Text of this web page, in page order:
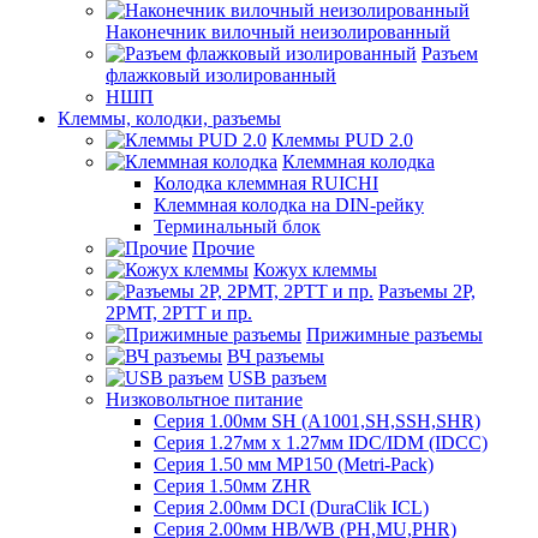
Наконечник вилочный неизолированный
Разъем
флажковый изолированный
НШП
Клеммы, колодки, разъемы
Клеммы PUD 2.0
Клеммная колодка
Колодка клеммная RUICHI
Клеммная колодка на DIN-рейку
Терминальный блок
Прочие
Кожух клеммы
Разъемы 2Р,
2РМТ, 2РТТ и пр.
Прижимные разъемы
ВЧ разъемы
USB разъем
Низковольтное питание
Серия 1.00мм SH (A1001,SH,SSH,SHR)
Серия 1.27мм x 1.27мм IDC/IDM (IDCC)
Серия 1.50 мм MP150 (Metri-Pack)
Серия 1.50мм ZHR
Серия 2.00мм DCI (DuraClik ICL)
Серия 2.00мм HB/WB (PH,MU,PHR)